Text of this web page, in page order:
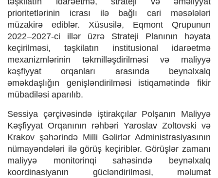
prioritetlərinin icrası ilə bağlı cari məsələləri
müzakirə ediblər. Xüsusilə, Eqmont Qrupunun
2022–2027-ci illər üzrə Strateji Planının həyata
keçirilməsi, təşkilatın institusional idarəetmə
mexanizmlərinin təkmilləşdirilməsi və maliyyə
kəşfiyyat orqanları arasında beynəlxalq
əməkdaşlığın genişləndirilməsi istiqamətində fikir
mübadiləsi aparılıb.
Sessiya çərçivəsində iştirakçılar Polşanın Maliyyə
Kəşfiyyat Orqanının rəhbəri Yaroslav Zoltovski və
Krakov şəhərində Milli Gəlirlər Administrasiyasının
nümayəndələri ilə görüş keçiriblər. Görüşlər zamanı
maliyyə monitorinqi sahəsində beynəlxalq
koordinasiyanın gücləndirilməsi, məlumat